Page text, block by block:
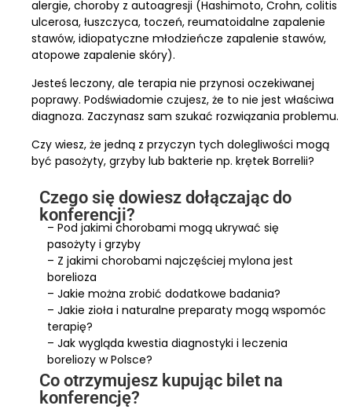
alergie, choroby z autoagresji (Hashimoto, Crohn, colitis
ulcerosa, łuszczyca, toczeń, reumatoidalne zapalenie
stawów, idiopatyczne młodzieńcze zapalenie stawów,
atopowe zapalenie skóry).
Jesteś leczony, ale terapia nie przynosi oczekiwanej
poprawy. Podświadomie czujesz, że to nie jest właściwa
diagnoza. Zaczynasz sam szukać rozwiązania problemu.
Czy wiesz, że jedną z przyczyn tych dolegliwości mogą
być pasożyty, grzyby lub bakterie np. krętek Borrelii?
Czego się dowiesz dołączając do
konferencji?
– Pod jakimi chorobami mogą ukrywać się
pasożyty i grzyby
– Z jakimi chorobami najczęściej mylona jest
borelioza
– Jakie można zrobić dodatkowe badania?
– Jakie zioła i naturalne preparaty mogą wspomóc
terapię?
– Jak wygląda kwestia diagnostyki i leczenia
boreliozy w Polsce?
Co otrzymujesz kupując bilet na
konferencję?